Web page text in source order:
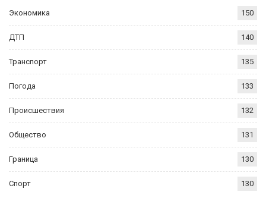
Экономика 150
ДТП 140
Транспорт 135
Погода 133
Происшествия 132
Общество 131
Граница 130
Спорт 130